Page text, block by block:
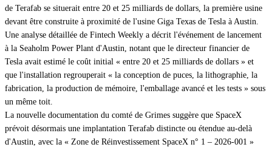
de Terafab se situerait entre 20 et 25 milliards de dollars, la première usine
devant être construite à proximité de l'usine Giga Texas de Tesla à Austin.
Une analyse détaillée de Fintech Weekly a décrit l'événement de lancement
à la Seaholm Power Plant d'Austin, notant que le directeur financier de
Tesla avait estimé le coût initial « entre 20 et 25 milliards de dollars » et
que l'installation regrouperait « la conception de puces, la lithographie, la
fabrication, la production de mémoire, l'emballage avancé et les tests » sous
un même toit.
La nouvelle documentation du comté de Grimes suggère que SpaceX
prévoit désormais une implantation Terafab distincte ou étendue au-delà
d'Austin, avec la « Zone de Réinvestissement SpaceX n° 1 – 2026‑001 »